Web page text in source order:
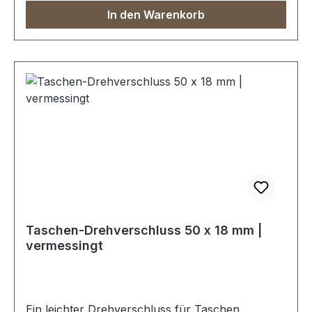
Unterlage und Gegenscheibe1 Stück Ösenplatte
mit Klammern und Gegenscheibe.
In den Warenkorb
Taschen-Drehverschluss 50 x 18 mm |
vermessingt